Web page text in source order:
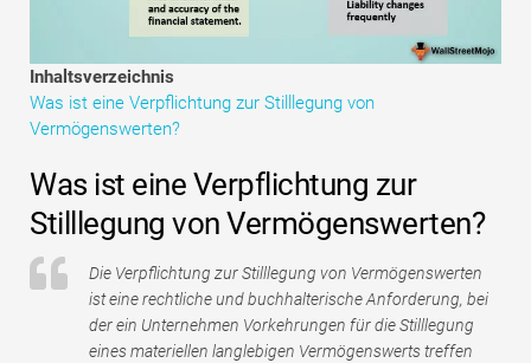
Tutorials zur Finanzmodellierung
Vollständige Form
Risikomanagement-Tutorials
Inhaltsverzeichnis
Was ist eine Verpflichtung zur Stilllegung von
Vermögenswerten?
Was ist eine Verpflichtung zur
Stilllegung von Vermögenswerten?
Die Verpflichtung zur Stilllegung von Vermögenswerten
ist eine rechtliche und buchhalterische Anforderung, bei
der ein Unternehmen Vorkehrungen für die Stilllegung
eines materiellen langlebigen Vermögenswerts treffen